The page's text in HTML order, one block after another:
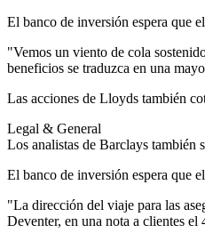
El banco de inversión espera que
"Vemos un viento de cola
beneficios se traduzca en una
Las acciones de Lloyds también
Legal & General
Los analistas de Barclays también
El banco de inversión espera que
"La dirección del viaje para las
Deventer, en una nota a clientes el